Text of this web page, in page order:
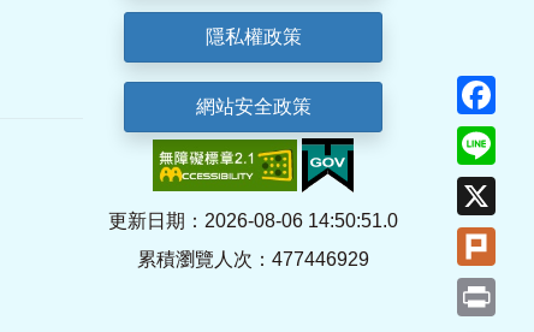
隱私權政策
網站安全政策
更新日期：2026-08-06 14:50:51.0
累積瀏覽人次：477446929